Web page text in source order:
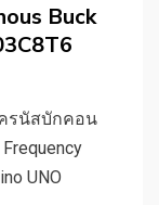
Buck
รนัสบักคอน
UNO